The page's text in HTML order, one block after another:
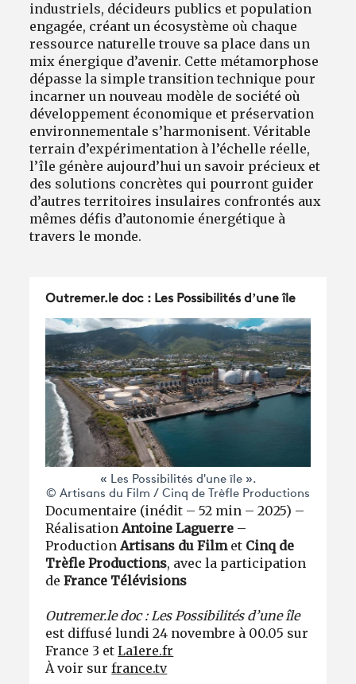
industriels, décideurs publics et population
engagée, créant un écosystème où chaque
ressource naturelle trouve sa place dans un
mix énergique d’avenir. Cette métamorphose
dépasse la simple transition technique pour
incarner un nouveau modèle de société où
développement économique et préservation
environnementale s’harmonisent. Véritable
terrain d’expérimentation à l’échelle réelle,
l’île génère aujourd’hui un savoir précieux et
des solutions concrètes qui pourront guider
d’autres territoires insulaires confrontés aux
mêmes défis d’autonomie énergétique à
travers le monde.
Outremer.le doc : Les Possibilités d’une île
« Les Possibilités d'une île ».
© Artisans du Film / Cinq de Trèfle Productions
Documentaire (inédit – 52 min – 2025) –
RéalisationAntoine Laguerre –
ProductionArtisans du Film et Cinq de
Trèfle Productions, avec la participation
de France Télévisions
Outremer.le doc : Les Possibilités d’une île
est diffusé lundi 24 novembre à 00.05 sur
France 3 etLa1ere.fr
À voir surfrance.tv